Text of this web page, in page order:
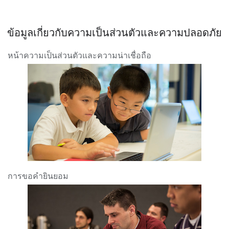
ข้อมูลเกี่ยวกับความเป็นส่วนตัวและความปลอดภัย
หน้าความเป็นส่วนตัวและความน่าเชื่อถือ
การขอคำยินยอม